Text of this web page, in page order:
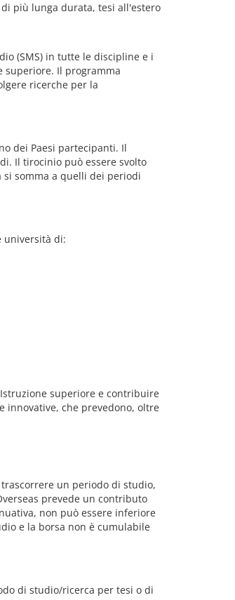
più lunga durata, tesi all'estero
(SMS) in tutte le discipline e i
superiore. Il programma
ricerche per la
dei Paesi partecipanti. Il
Il tirocinio può essere svolto
somma a quelli dei periodi
università di:
superiore e contribuire
innovative, che prevedono, oltre
un periodo di studio,
prevede un contributo
non può essere inferiore
e la borsa non è cumulabile
di studio/ricerca per tesi o di